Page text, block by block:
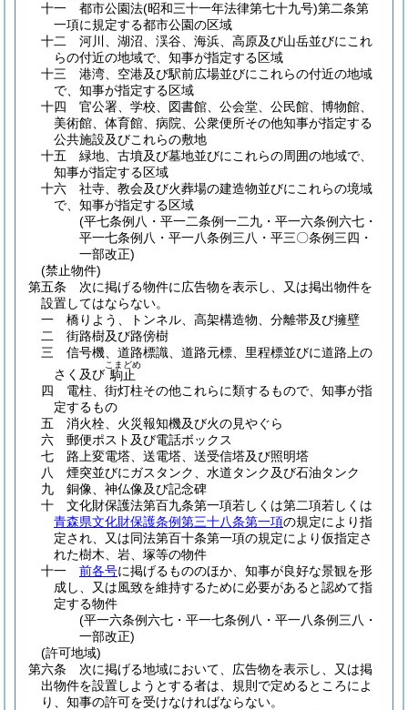
十一
都市公園法(昭和三十一年法律第七十九号)第二条第
一項に規定する都市公園の区域
十二
河川、湖沼、渓谷、海浜、高原及び山岳並びにこれ
らの付近の地域で、知事が指定する区域
十三
港湾、空港及び駅前広場並びにこれらの付近の地域
で、知事が指定する区域
十四
官公署、学校、図書館、公会堂、公民館、博物館、
美術館、体育館、病院、公衆便所その他知事が指定する
公共施設及びこれらの敷地
十五
緑地、古墳及び墓地並びにこれらの周囲の地域で、
知事が指定する区域
十六
社寺、教会及び火葬場の建造物並びにこれらの境域
で、知事が指定する区域
(平七条例八・平一二条例一二九・平一六条例六七・
平一七条例八・平一八条例三八・平三〇条例三四・
一部改正)
(禁止物件)
第五条
次に掲げる物件に広告物を表示し、又は掲出物件を
設置してはならない。
一
橋りよう、トンネル、高架構造物、分離帯及び擁壁
二
街路樹及び路傍樹
三
信号機、道路標識、道路元標、里程標並びに道路上の
さく及び 駒止
こまどめ
四
電柱、街灯柱その他これらに類するもので、知事が指
定するもの
五
消火栓、火災報知機及び火の見やぐら
六
郵便ポスト及び電話ボックス
七
路上変電塔、送電塔、送受信塔及び照明塔
八
煙突並びにガスタンク、水道タンク及び石油タンク
九
銅像、神仏像及び記念碑
十
文化財保護法第百九条第一項若しくは第二項若しくは
青森県文化財保護条例第三十八条第一項の規定により指
定され、又は同法第百十条第一項の規定により仮指定さ
れた樹木、岩、塚等の物件
十一
前各号に掲げるもののほか、知事が良好な景観を形
成し、又は風致を維持するために必要があると認めて指
定する物件
(平一六条例六七・平一七条例八・平一八条例三八・
一部改正)
(許可地域)
第六条
次に掲げる地域において、広告物を表示し、又は掲
出物件を設置しようとする者は、規則で定めるところによ
り、知事の許可を受けなければならない。